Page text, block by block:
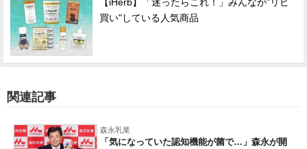
【iHerb】「迷ったらこれ！」みんなが"リピ
買い"している人気商品
関連記事
森永乳業
「気になっていた認知機能が菌で…」森永が開